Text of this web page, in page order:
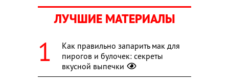
ЛУЧШИЕ МАТЕРИАЛЫ
Как правильно запарить мак для
пирогов и булочек: секреты
вкусной выпечки